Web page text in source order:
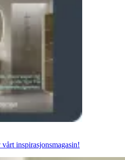
inspirasjonsmagasin!